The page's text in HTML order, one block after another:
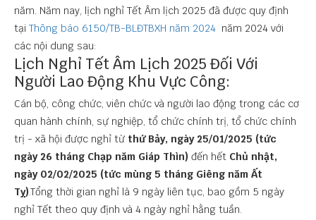
năm. Năm nay, lịch nghỉ Tết Âm lịch 2025 đã được quy định
tại Thông báo 6150/TB-BLĐTBXH năm 2024 năm 2024 với
các nội dung sau:
Lịch Nghỉ Tết Âm Lịch 2025 Đối Với
Người Lao Động Khu Vực Công:
Cán bộ, công chức, viên chức và người lao động trong các cơ
quan hành chính, sự nghiệp, tổ chức chính trị, tổ chức chính
trị - xã hội được nghỉ từ thứ Bảy, ngày 25/01/2025 (tức
ngày 26 tháng Chạp năm Giáp Thìn) đến hết Chủ nhật,
ngày 02/02/2025 (tức mùng 5 tháng Giêng năm Ất
Tỵ).Tổng thời gian nghỉ là 9 ngày liên tục, bao gồm 5 ngày
nghỉ Tết theo quy định và 4 ngày nghỉ hằng tuần.